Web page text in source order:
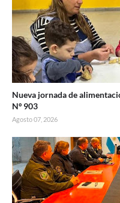
Nueva jornada de
Nº 903
Agosto 07, 2026